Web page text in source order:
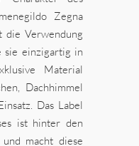
Zegna
die Verwendung
sie einzigartig in
Material
Dachhimmel
Das Label
ist hinter den
macht diese